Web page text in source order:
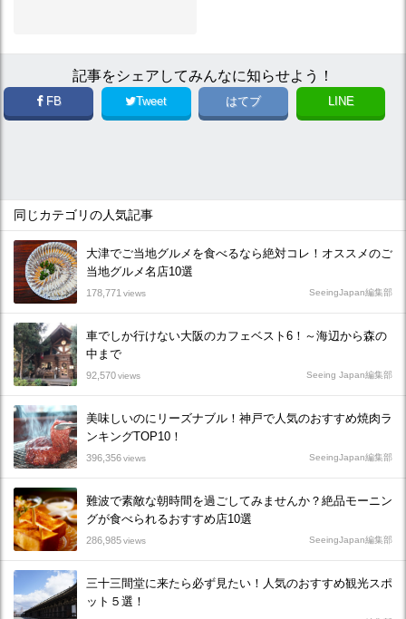
記事をシェアしてみんなに知らせよう！
FB Tweet はてブ LINE
同じカテゴリの人気記事
大津でご当地グルメを食べるなら絶対コレ！オススメのご
当地グルメ名店10選
178,771 views SeeingJapan編集部
車でしか行けない大阪のカフェベスト6！～海辺から森の
中まで
92,570views Seeing Japan編集部
美味しいのにリーズナブル！神戸で人気のおすすめ焼肉ラ
ンキングTOP10！
396,356views SeeingJapan編集部
難波で素敵な朝時間を過ごしてみませんか？絶品モーニン
グが食べられるおすすめ店10選
286,985views SeeingJapan編集部
三十三間堂に来たら必ず見たい！人気のおすすめ観光スポ
ット５選！